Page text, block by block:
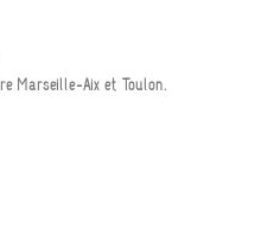
Marseille-Aix et Toulon.